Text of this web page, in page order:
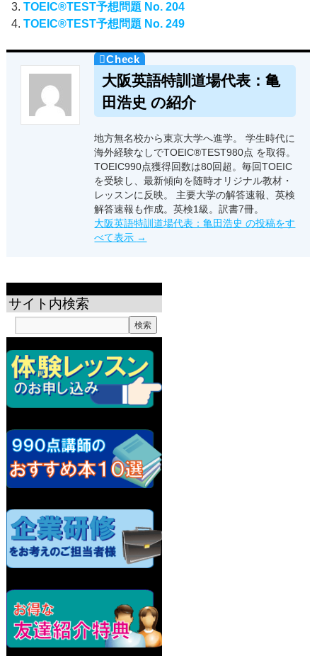
TOEIC®TEST予想問題 No. 204
TOEIC®TEST予想問題 No. 249
大阪英語特訓道場代表：亀
田浩史 の紹介
地方無名校から東京大学へ進学。 学生時代に
海外経験なしでTOEIC®TEST980点 を取得。
TOEIC990点獲得回数は80回超。毎回TOEIC
を受験し、最新傾向を随時オリジナル教材・
レッスンに反映。 主要大学の解答速報、英検
解答速報も作成。英検1級。訳書7冊。
大阪英語特訓道場代表：亀田浩史 の投稿をす
べて表示 →
サイト内検索